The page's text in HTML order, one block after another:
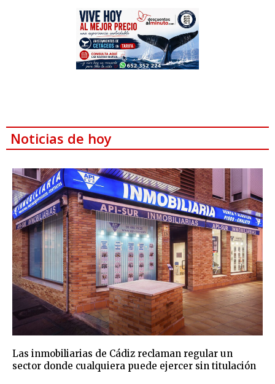
Noticias de hoy
Las inmobiliarias de Cádiz reclaman regular un
sector donde cualquiera puede ejercer sin titulación